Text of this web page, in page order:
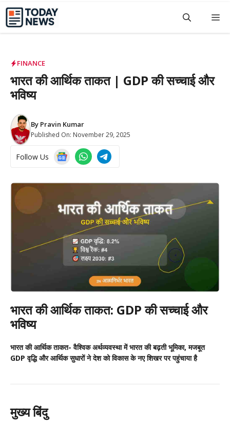
Skip
content
FINANCE
भारत की आर्थिक ताकत | GDP की सच्चाई और
भविष्य
By Pravin Kumar
Published On: November 29, 2025
Follow Us
भारत की आर्थिक ताकत: GDP की सच्चाई और
भविष्य
भारत की आर्थिक ताकत- वैश्विक अर्थव्यवस्था में भारत की बढ़ती भूमिका, मजबूत
GDP वृद्धि और आर्थिक सुधारों ने देश को विकास के नए शिखर पर पहुंचाया है
मुख्य बिंदु